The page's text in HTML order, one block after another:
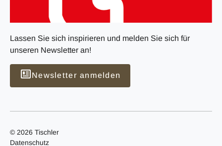
Lassen Sie sich inspirieren und melden Sie sich für
unseren Newsletter an!
Newsletter anmelden
© 2026 Tischler
Datenschutz